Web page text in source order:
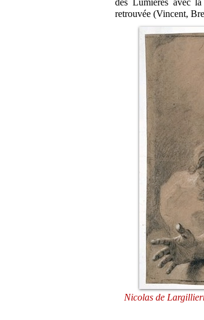
des Lumières avec
retrouvée (Vincent,
Nicolas de